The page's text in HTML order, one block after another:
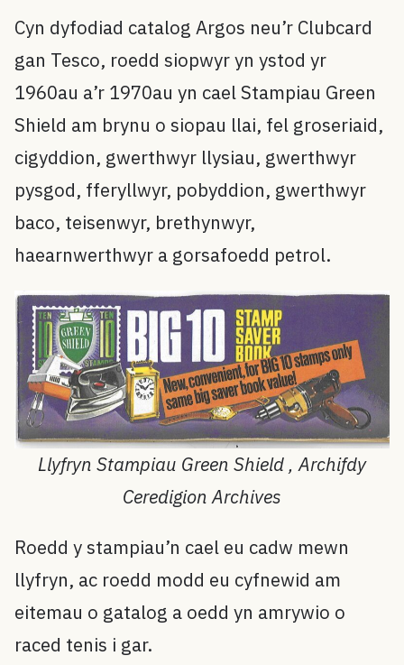
Cyn dyfodiad catalog Argos neu’r Clubcard
gan Tesco, roedd siopwyr yn ystod yr
1960au a’r 1970au yn cael Stampiau Green
Shield am brynu o siopau llai, fel groseriaid,
cigyddion, gwerthwyr llysiau, gwerthwyr
pysgod, fferyllwyr, pobyddion, gwerthwyr
baco, teisenwyr, brethynwyr,
haearnwerthwyr a gorsafoedd petrol.
Llyfryn Stampiau Green Shield , Archifdy
Ceredigion Archives
Roedd y stampiau’n cael eu cadw mewn
llyfryn, ac roedd modd eu cyfnewid am
eitemau o gatalog a oedd yn amrywio o
raced tenis i gar.